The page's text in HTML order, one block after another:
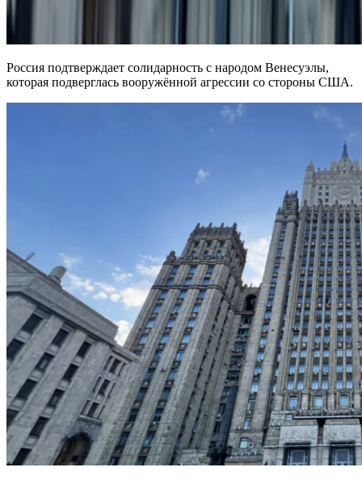
Россия подтверждает солидарность с народом Венесуэлы,
которая подверглась вооружённой агрессии со стороны США.